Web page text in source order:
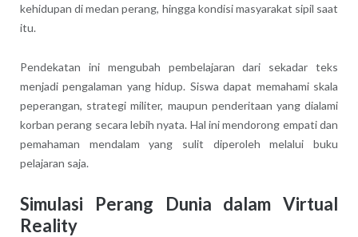
kehidupan di medan perang, hingga kondisi masyarakat sipil saat
itu.
Pendekatan ini mengubah pembelajaran dari sekadar teks
menjadi pengalaman yang hidup. Siswa dapat memahami skala
peperangan, strategi militer, maupun penderitaan yang dialami
korban perang secara lebih nyata. Hal ini mendorong empati dan
pemahaman mendalam yang sulit diperoleh melalui buku
pelajaran saja.
Simulasi Perang Dunia dalam Virtual
Reality